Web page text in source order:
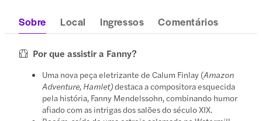
Sobre Local Ingressos Comentários
Por que assistir a Fanny?
Uma nova peça eletrizante de Calum Finlay (Amazon
Adventure, Hamlet)destaca a compositora esquecida
pela história, Fanny Mendelssohn, combinando humor
afiado com as intrigas dos salões do século XIX.